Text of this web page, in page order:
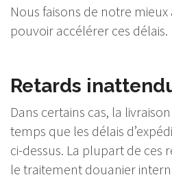
Nous faisons de notre
pouvoir accélérer ces délais.
Retards
Dans certains cas, la
temps que les délais
ci-dessus. La plupart de ces
le traitement douanier